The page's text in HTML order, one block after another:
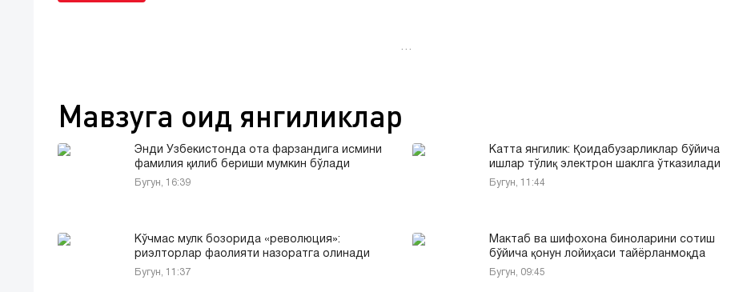
…
Мавзуга оид янгиликлар
Энди Ўзбекистонда ота фарзандига исмини
фамилия қилиб бериши мумкин бўлади
Бугун, 16:39
Катта янгилик: Қоидабузарликлар бўйича
ишлар тўлиқ электрон шаклга ўтказилади
Бугун, 11:44
Кўчмас мулк бозорида «революция»:
риэлторлар фаолияти назоратга олинади
Бугун, 11:37
Мактаб ва шифохона биноларини сотиш
бўйича қонун лойиҳаси тайёрланмоқда
Бугун, 09:45